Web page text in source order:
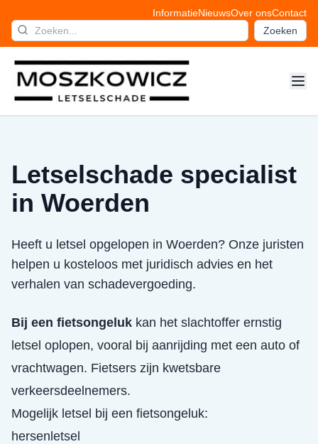
InformatieNieuwsOver onsContact
Zoeken
Letselschade specialist
in Woerden
Heeft u letsel opgelopen in Woerden? Onze juristen
helpen u kosteloos met juridisch advies en het
verhalen van schadevergoeding.
Bij een fietsongeluk kan het slachtoffer ernstig
letsel oplopen, vooral bij aanrijding met een auto of
vrachtwagen. Fietsers zijn kwetsbare
verkeersdeelnemers.
Mogelijk letsel bij een fietsongeluk:
hersenletsel